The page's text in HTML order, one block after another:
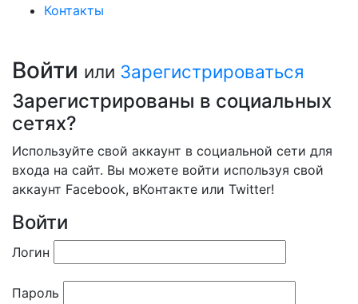
Контакты
Войти или Зарегистрироваться
Зарегистрированы в социальных
сетях?
Используйте свой аккаунт в социальной сети для
входа на сайт. Вы можете войти используя свой
аккаунт Facebook, вКонтакте или Twitter!
Войти
Логин
Пароль